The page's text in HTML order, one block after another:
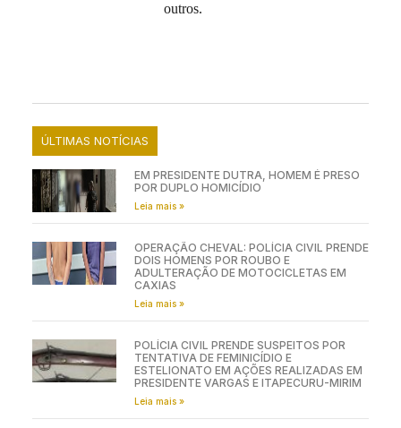
outros.
ÚLTIMAS NOTÍCIAS
EM PRESIDENTE DUTRA, HOMEM É PRESO
POR DUPLO HOMICÍDIO
Leia mais »
OPERAÇÃO CHEVAL: POLÍCIA CIVIL PRENDE
DOIS HOMENS POR ROUBO E
ADULTERAÇÃO DE MOTOCICLETAS EM
CAXIAS
Leia mais »
POLÍCIA CIVIL PRENDE SUSPEITOS POR
TENTATIVA DE FEMINICÍDIO E
ESTELIONATO EM AÇÕES REALIZADAS EM
PRESIDENTE VARGAS E ITAPECURU-MIRIM
Leia mais »